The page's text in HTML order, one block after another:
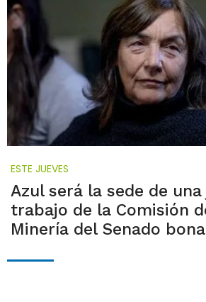
ESTE JUEVES
Azul será la sede de
trabajo de la Comisión
Minería del Senado